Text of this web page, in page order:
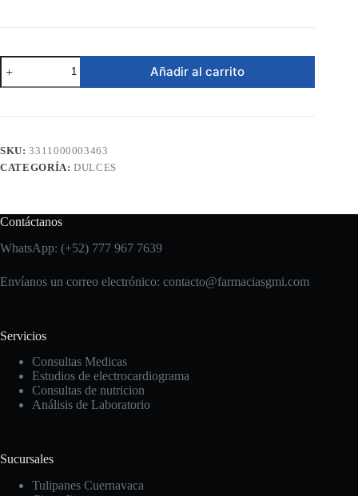
Pastillas
de
Alcanfor
Añadir al carrito
SKU:3311000003463
CATEGORÍA:DULCES
Contáctanos
WhatsApp: (+52) 777 967 7639
Envíanos un correo electrónico: contacto@farmaciasgmi.com
Servicios
Consultas Medicas
Estudios de electrocardiograma
Consultas de nutricion
Análisis de Laboratorio
Sucursales
Tulipanes Cuernavaca